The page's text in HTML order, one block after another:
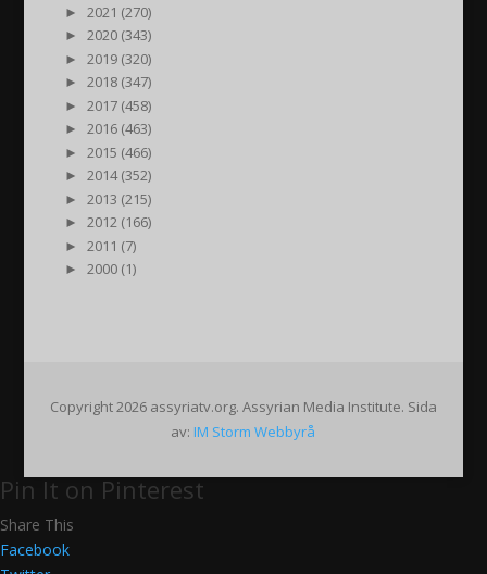
►
2021 (270)
►
2020 (343)
►
2019 (320)
►
2018 (347)
►
2017 (458)
►
2016 (463)
►
2015 (466)
►
2014 (352)
►
2013 (215)
►
2012 (166)
►
2011 (7)
►
2000 (1)
Copyright 2026 assyriatv.org. Assyrian Media Institute. Sida
av: IM Storm Webbyrå
Pin It on Pinterest
Share This
Facebook